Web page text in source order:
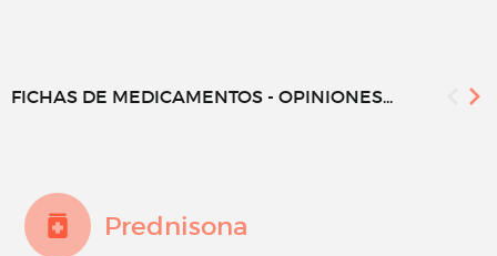
FICHAS DE MEDICAMENTOS - OPINIONES...
Prednisona